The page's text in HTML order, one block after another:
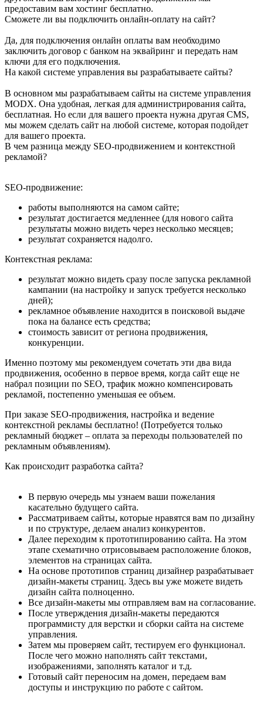
предоставим вам хостинг бесплатно.
Сможете ли вы подключить онлайн-оплату на сайт?
Да, для подключения онлайн оплаты вам необходимо
заключить договор с банком на эквайринг и передать нам
ключи для его подключения.
На какой системе управления вы разрабатываете сайты?
В основном мы разрабатываем сайты на системе управления
MODX. Она удобная, легкая для администрирования сайта,
бесплатная. Но если для вашего проекта нужна другая CMS,
мы можем сделать сайт на любой системе, которая подойдет
для вашего проекта.
В чем разница между SEO-продвижением и контекстной
рекламой?
SEO-продвижение:
работы выполняются на самом сайте;
результат достигается медленнее (для нового сайта
результаты можно видеть через несколько месяцев;
результат сохраняется надолго.
Контекстная реклама:
результат можно видеть сразу после запуска рекламной
кампании (на настройку и запуск требуется несколько
дней);
рекламное объявление находится в поисковой выдаче
пока на балансе есть средства;
стоимость зависит от региона продвижения,
конкуренции.
Именно поэтому мы рекомендуем сочетать эти два вида
продвижения, особенно в первое время, когда сайт еще не
набрал позиции по SEO, трафик можно компенсировать
рекламой, постепенно уменьшая ее объем.
При заказе SEO-продвижения, настройка и ведение
контекстной рекламы бесплатно! (Потребуется только
рекламный бюджет – оплата за переходы пользователей по
рекламным объявлениям).
Как происходит разработка сайта?
В первую очередь мы узнаем ваши пожелания
касательно будущего сайта.
Рассматриваем сайты, которые нравятся вам по дизайну
и по структуре, делаем анализ конкурентов.
Далее переходим к прототипированию сайта. На этом
этапе схематично отрисовываем расположение блоков,
элементов на страницах сайта.
На основе прототипов страниц дизайнер разрабатывает
дизайн-макеты страниц. Здесь вы уже можете видеть
дизайн сайта полноценно.
Все дизайн-макеты мы отправляем вам на согласование.
После утверждения дизайн-макеты передаются
программисту для верстки и сборки сайта на системе
управления.
Затем мы проверяем сайт, тестируем его функционал.
После чего можно наполнять сайт текстами,
изображениями, заполнять каталог и т.д.
Готовый сайт переносим на домен, передаем вам
доступы и инструкцию по работе с сайтом.